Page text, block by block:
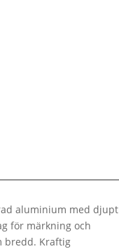
aluminium med djupt
för märkning och
bredd. Kraftig